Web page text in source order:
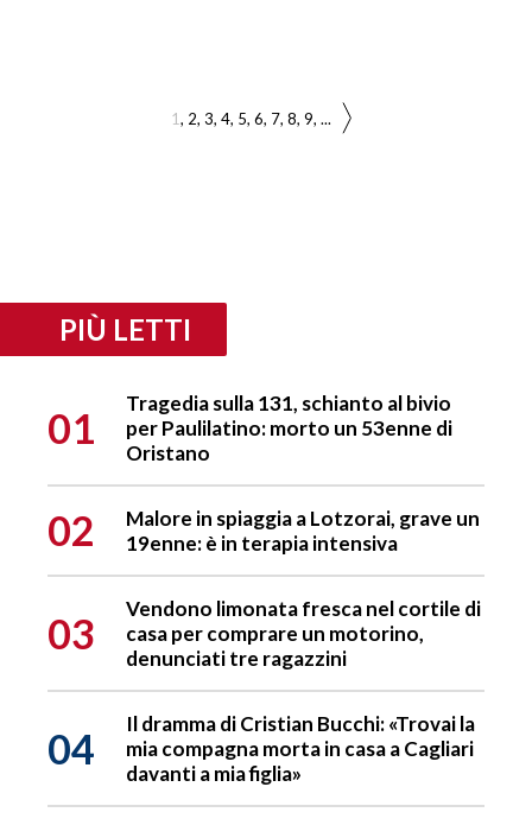
1 2 3 4 5 6 7 8 9 ...
PIÙ LETTI
01
Tragedia sulla 131, schianto al bivio
per Paulilatino: morto un 53enne di
Oristano
02
Malore in spiaggia a Lotzorai, grave un
19enne: è in terapia intensiva
03
Vendono limonata fresca nel cortile di
casa per comprare un motorino,
denunciati tre ragazzini
04
Il dramma di Cristian Bucchi: «Trovai la
mia compagna morta in casa a Cagliari
davanti a mia figlia»